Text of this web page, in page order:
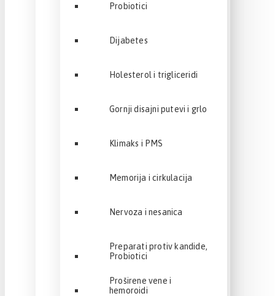
Probiotici
Dijabetes
Holesterol i trigliceridi
Gornji disajni putevi i grlo
Klimaks i PMS
Memorija i cirkulacija
Nervoza i nesanica
Preparati protiv kandide,
Probiotici
Proširene vene i
hemoroidi